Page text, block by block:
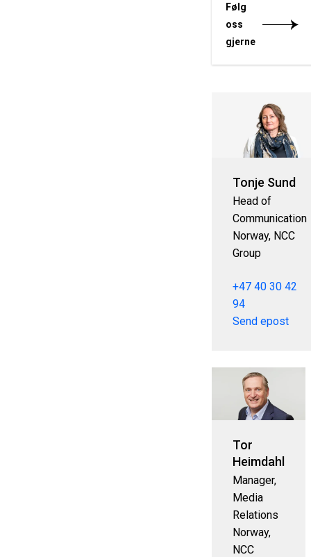
Følg
oss
gjerne
Tonje Sund
Head of
Communication
Norway, NCC
Group
+47 40 30 42
94
Send epost
Tor
Heimdahl
Manager,
Media
Relations
Norway,
NCC